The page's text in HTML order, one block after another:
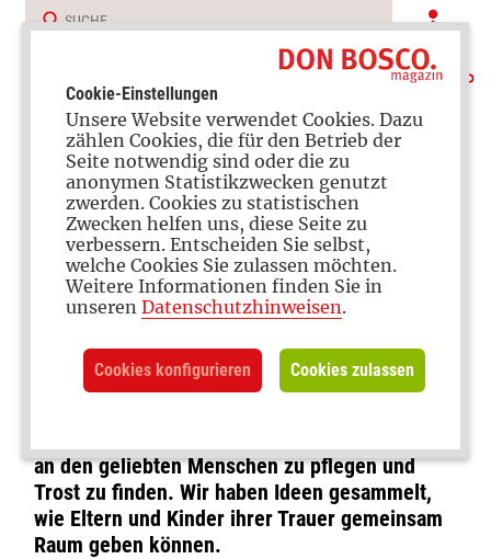
Abschied und Erinnerung
Als Familie gemeinsam
trauern
an den geliebten Menschen zu pflegen und
Trost zu finden. Wir haben Ideen gesammelt,
wie Eltern und Kinder ihrer Trauer gemeinsam
Raum geben können.
Cookie-Einstellungen
Unsere Website verwendet Cookies. Dazu
zählen Cookies, die für den Betrieb der
Seite notwendig sind oder die zu
anonymen Statistikzwecken genutzt
zwerden. Cookies zu statistischen
Zwecken helfen uns, diese Seite zu
verbessern. Entscheiden Sie selbst,
welche Cookies Sie zulassen möchten.
Weitere Informationen finden Sie in
unseren Datenschutzhinweisen.
Cookies konfigurieren Cookies zulassen